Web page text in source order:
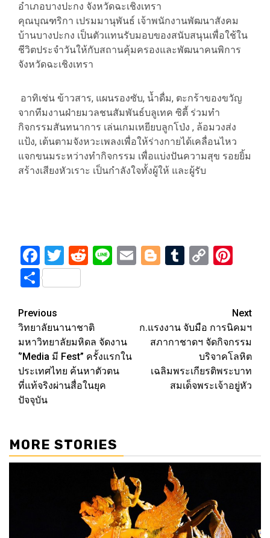
อำเภอบางปะกง จังหวัดฉะเชิงเทรา​
คุณบุณฑริกา เปรมมานุพันธ์ เจ้าพนักงานพัฒนาสังคม
บ้านบางปะกง เป็นตัวแทนรับมอบของสนับสนุนเพื่อใช้ใน
ชีวิตประจำวันให้กับสถานคุ้มครองและพัฒนาคนพิการ
จังหวัดฉะเชิงเทรา
​ อาทิเช่น ข้าวสาร,​ แผนรองซับ, น้ำดื่ม,​ ตะกร้าของขวัญ
จากทีมงานฝ่ายมวลชนสัมพันธ์บลูเทค ซิตี้ ร่วมทำ
กิจกรรมสันทนาการ เล่นเกมเหยียบลูกโป่ง , ล้อมวงส่ง
แป้ง,​ เต้นตามจังหวะเพลงเพื่อให้ร่างกายได้เคลื่อนไหว
แจกขนมระหว่างทำกิจกรรม เพื่อแบ่งปันความสุข รอยยิ้ม
สร้างเสียงหัวเราะ เป็นกำลังใจทั้งผู้ให้ และผู้รับ
Facebook
Twitter
Reddit
LineEmailBlogger
Tumblr
Copy
Share
Post
navigation
Previous
วิทยาลัยนานาชาติ
มหาวิทยาลัยมหิดล จัดงาน
‘’Media มี Fest” ครั้งแรกใน
ประเทศไทย ค้นหาตัวตน
ที่แท้จริงผ่านสื่อในยุค
ปัจจุบัน
Next
ก.แรงงาน จับมือ การนิคมฯ
สภากาชาดฯ จัดกิจกรรม
บริจาคโลหิต
เฉลิมพระเกียรติพระบาท
สมเด็จพระเจ้าอยู่หัว
MORE STORIES